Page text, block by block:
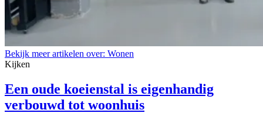
Bekijk meer artikelen over: Wonen
Kijken
Een oude koeienstal is eigenhandig
verbouwd tot woonhuis